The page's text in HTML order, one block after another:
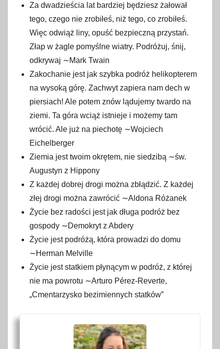
Za dwadzieścia lat bardziej będziesz żałował
tego, czego nie zrobiłeś, niż tego, co zrobiłeś.
Więc odwiąż liny, opuść bezpieczną przystań.
Złap w żagle pomyślne wiatry. Podróżuj, śnij,
odkrywaj ∼Mark Twain
Zakochanie jest jak szybka podróż helikopterem
na wysoką górę. Zachwyt zapiera nam dech w
piersiach! Ale potem znów lądujemy twardo na
ziemi. Ta góra wciąż istnieje i możemy tam
wrócić. Ale już na piechotę ∼Wojciech
Eichelberger
Ziemia jest twoim okrętem, nie siedzibą ∼św.
Augustyn z Hippony
Z każdej dobrej drogi można zbłądzić. Z każdej
złej drogi można zawrócić ∼Aldona Różanek
Życie bez radości jest jak długa podróż bez
gospody ∼Demokryt z Abdery
Życie jest podróżą, która prowadzi do domu
∼Herman Melville
Życie jest statkiem płynącym w podróż, z której
nie ma powrotu ∼Arturo Pérez-Reverte,
„Cmentarzysko bezimiennych statków”